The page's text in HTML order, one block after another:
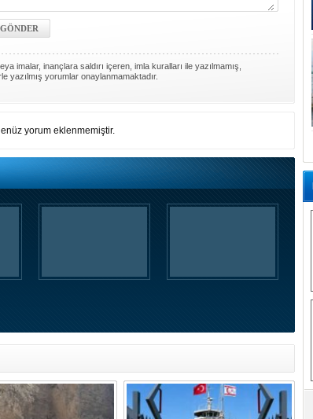
imalar, inançlara saldırı içeren, imla kuralları ile yazılmamış,
yazılmış yorumlar onaylanmamaktadır.
yorum eklenmemiştir.